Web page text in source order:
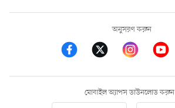
অনুসরণ করুন
মোবাইল অ্যাপস ডাউনলোড করুন